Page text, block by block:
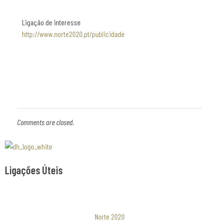
Ligação de interesse
http://www.norte2020.pt/publicidade
Comments are closed.
Ligações Úteis
Norte 2020